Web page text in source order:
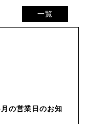
一覧
の営業日のお知